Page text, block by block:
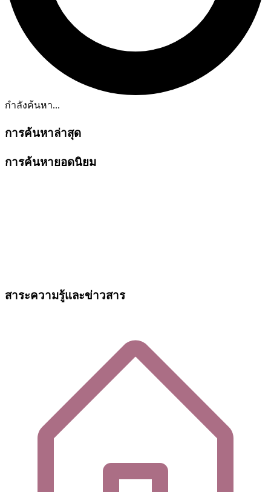
กำลังค้นหา...
การค้นหาล่าสุด
การค้นหายอดนิยม
สาระความรู้และข่าวสาร